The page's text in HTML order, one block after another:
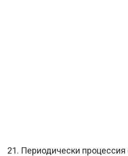
21. Периодически процессия